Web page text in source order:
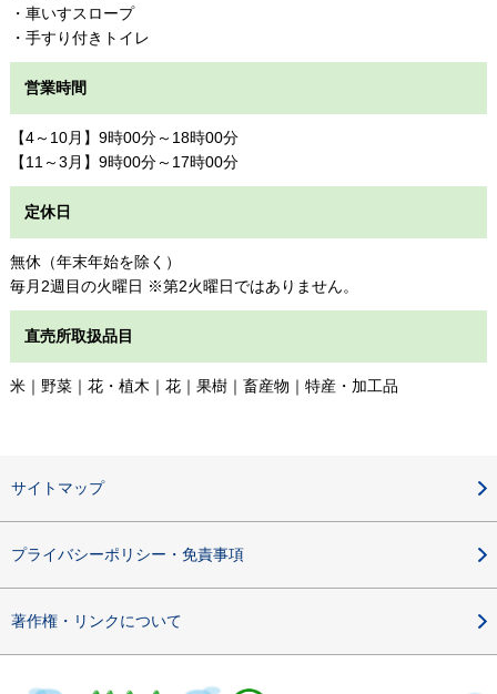
・車いすスロープ
・手すり付きトイレ
営業時間
【4～10月】9時00分～18時00分
【11～3月】9時00分～17時00分
定休日
無休（年末年始を除く）
毎月2週目の火曜日 ※第2火曜日ではありません。
直売所取扱品目
米｜野菜｜花・植木｜花｜果樹｜畜産物｜特産・加工品
サイトマップ
プライバシーポリシー・免責事項
著作権・リンクについて